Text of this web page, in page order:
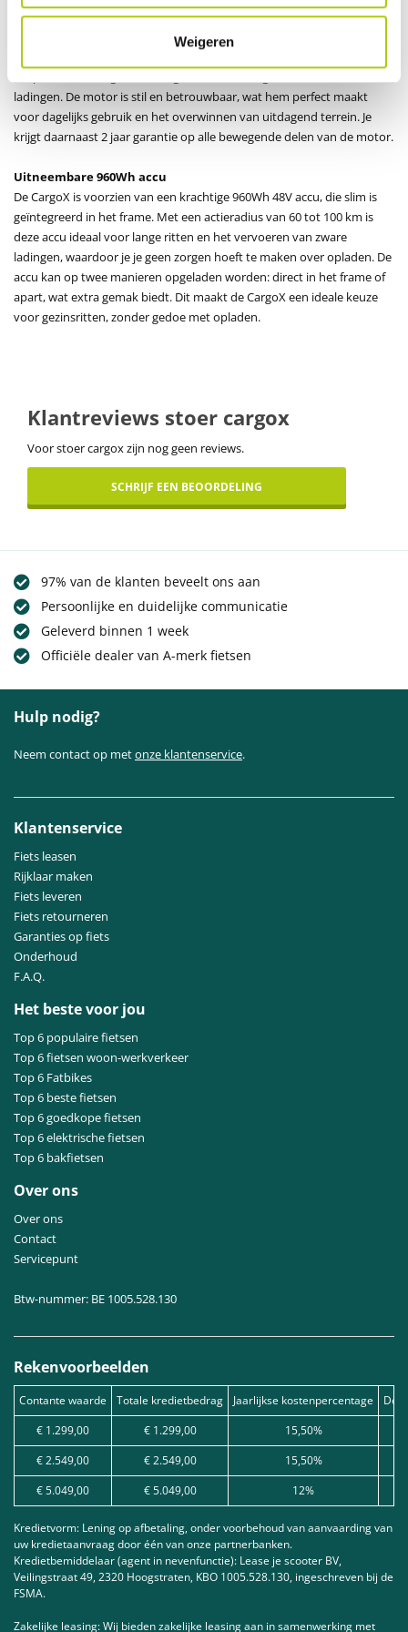
Weigeren
De CargoX bakfiets is uitgerust met de Bafang H720 2-speed motor (92
Nm), die een uitstekende combinatie van kracht en stille werking
ladingen. De motor is stil en betrouwbaar, wat hem perfect maakt
voor dagelijks gebruik en het overwinnen van uitdagend terrein. Je
krijgt daarnaast 2 jaar garantie op alle bewegende delen van de motor.
Uitneembare 960Wh accu
De CargoX is voorzien van een krachtige 960Wh 48V accu, die slim is
geïntegreerd in het frame. Met een actieradius van 60 tot 100 km is
deze accu ideaal voor lange ritten en het vervoeren van zware
ladingen, waardoor je je geen zorgen hoeft te maken over opladen. De
accu kan op twee manieren opgeladen worden: direct in het frame of
apart, wat extra gemak biedt. Dit maakt de CargoX een ideale keuze
voor gezinsritten, zonder gedoe met opladen.
Klantreviews stoer cargox
Voor stoer cargox zijn nog geen reviews.
SCHRIJF EEN BEOORDELING
97% van de klanten beveelt ons aan
Persoonlijke en duidelijke communicatie
Geleverd binnen 1 week
Officiële dealer van A-merk fietsen
Hulp nodig?
Neem contact op metonze klantenservice.
Klantenservice
Fiets leasen
Rijklaar maken
Fiets leveren
Fiets retourneren
Garanties op fiets
Onderhoud
F.A.Q.
Het beste voor jou
Top 6 populaire fietsen
Top 6 fietsen woon-werkverkeer
Top 6 Fatbikes
Top 6 beste fietsen
Top 6 goedkope fietsen
Top 6 elektrische fietsen
Top 6 bakfietsen
Over ons
Over ons
Contact
Servicepunt
Btw-nummer: BE 1005.528.130
Rekenvoorbeelden
Contante waarde Totale kredietbedrag Jaarlijkse kostenpercentage
€ 1.299,00
€ 1.299,00
15,50%
€ 2.549,00
€ 2.549,00
15,50%
€ 5.049,00
€ 5.049,00 12%
Kredietvorm: Lening op afbetaling, onder voorbehoud van aanvaarding van
uw kredietaanvraag door één van onze partnerbanken.
Kredietbemiddelaar (agent in nevenfunctie): Lease je scooter BV,
Veilingstraat 49, 2320 Hoogstraten, KBO 1005.528.130, ingeschreven bij de
FSMA.
Zakelijke leasing: Wij bieden zakelijke leasing aan in samenwerking met